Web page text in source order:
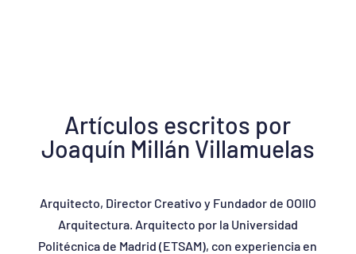
Artículos escritos por
Joaquín Millán Villamuelas
Arquitecto, Director Creativo y Fundador de OOIIO
Arquitectura. Arquitecto por la Universidad
Politécnica de Madrid (ETSAM), con experiencia en